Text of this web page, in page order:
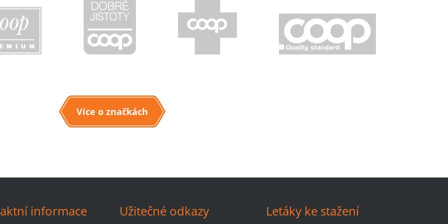
Více o značkách
informace Užitečné odkazy Letáky ke stažení